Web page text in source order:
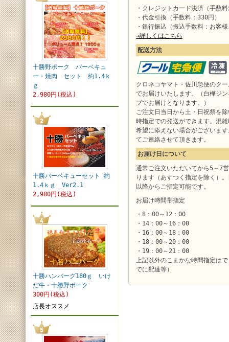
十勝野ポーク バーベキュ
ー・焼肉 セット 約1.4ｋ
ｇ
2,980円(税込)
十勝バーベキューセット 約
1.4ｋｇ Ver2.1
2,980円(税込)
十勝ハンバーグ180ｇ いけ
だ牛・十勝野ポーク
300円(税込)
店長オススメ
・クレジットカード決済（手数
・代金引換（手数料：330円）
・銀行振込（振込手数料：お客
→詳しくはこちら
配送方法
クロネコヤマト・佐川急便のク
でお届けいたします。（白樺ジ
プでお届けとなります。）
ご注文日当日から土・日祝祭を
時指定での発送ができます。混
希望に添えない場合がございま
てご連絡させて頂きます。
お届け日について
通常ご注文いただいてから5～7
ります（あすつく指定を除く）
以降からご指定可能です。
お届け時間帯指定
・8：00～12：00
・14：00～16：00
・16：00～18：00
・18：00～20：00
・19：00～21：00
上記以外のこまかな時間指定は
でに配達等）